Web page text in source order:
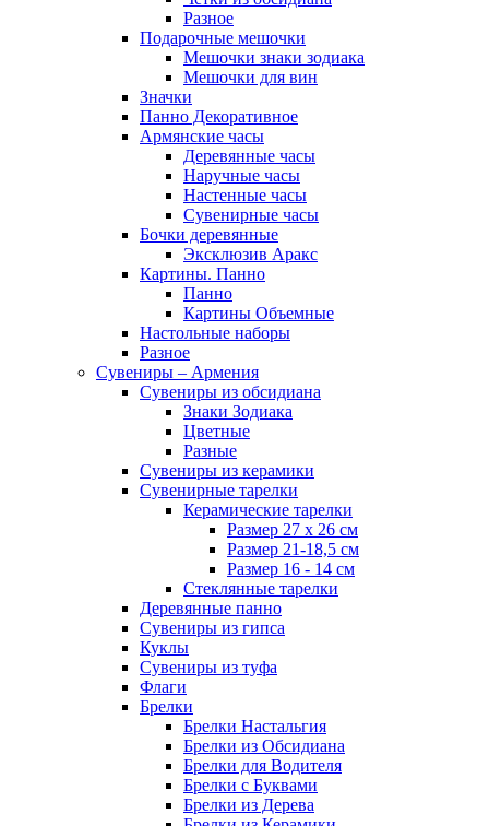
Разное
Подарочные мешочки
Мешочки знаки зодиака
Мешочки для вин
Значки
Панно Декоративное
Армянские часы
Деревянные часы
Наручные часы
Настенные часы
Сувенирные часы
Бочки деревянные
Эксклюзив Аракс
Картины. Панно
Панно
Картины Объемные
Настольные наборы
Разное
Сувениры – Армения
Сувениры из обсидиана
Знаки Зодиака
Цветные
Разные
Сувениры из керамики
Сувенирные тарелки
Керамические тарелки
Размер 27 х 26 см
Размер 21-18,5 см
Размер 16 - 14 см
Стеклянные тарелки
Деревянные панно
Сувениры из гипса
Куклы
Сувениры из туфа
Флаги
Брелки
Брелки Настальгия
Брелки из Обсидиана
Брелки для Водителя
Брелки с Буквами
Брелки из Дерева